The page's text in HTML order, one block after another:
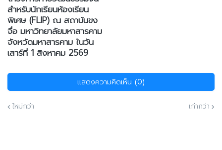
สำหรับนักเรียนห้องเรียน
พิเศษ (FLIP) ณ สถาบันขง
จื่อ มหาวิทยาลัยมหาสารคาม
จังหวัดมหาสารคาม ในวัน
เสาร์ที่ 1 สิงหาคม 2569
แสดงความคิดเห็น (0)
ใหม่กว่า เก่ากว่า